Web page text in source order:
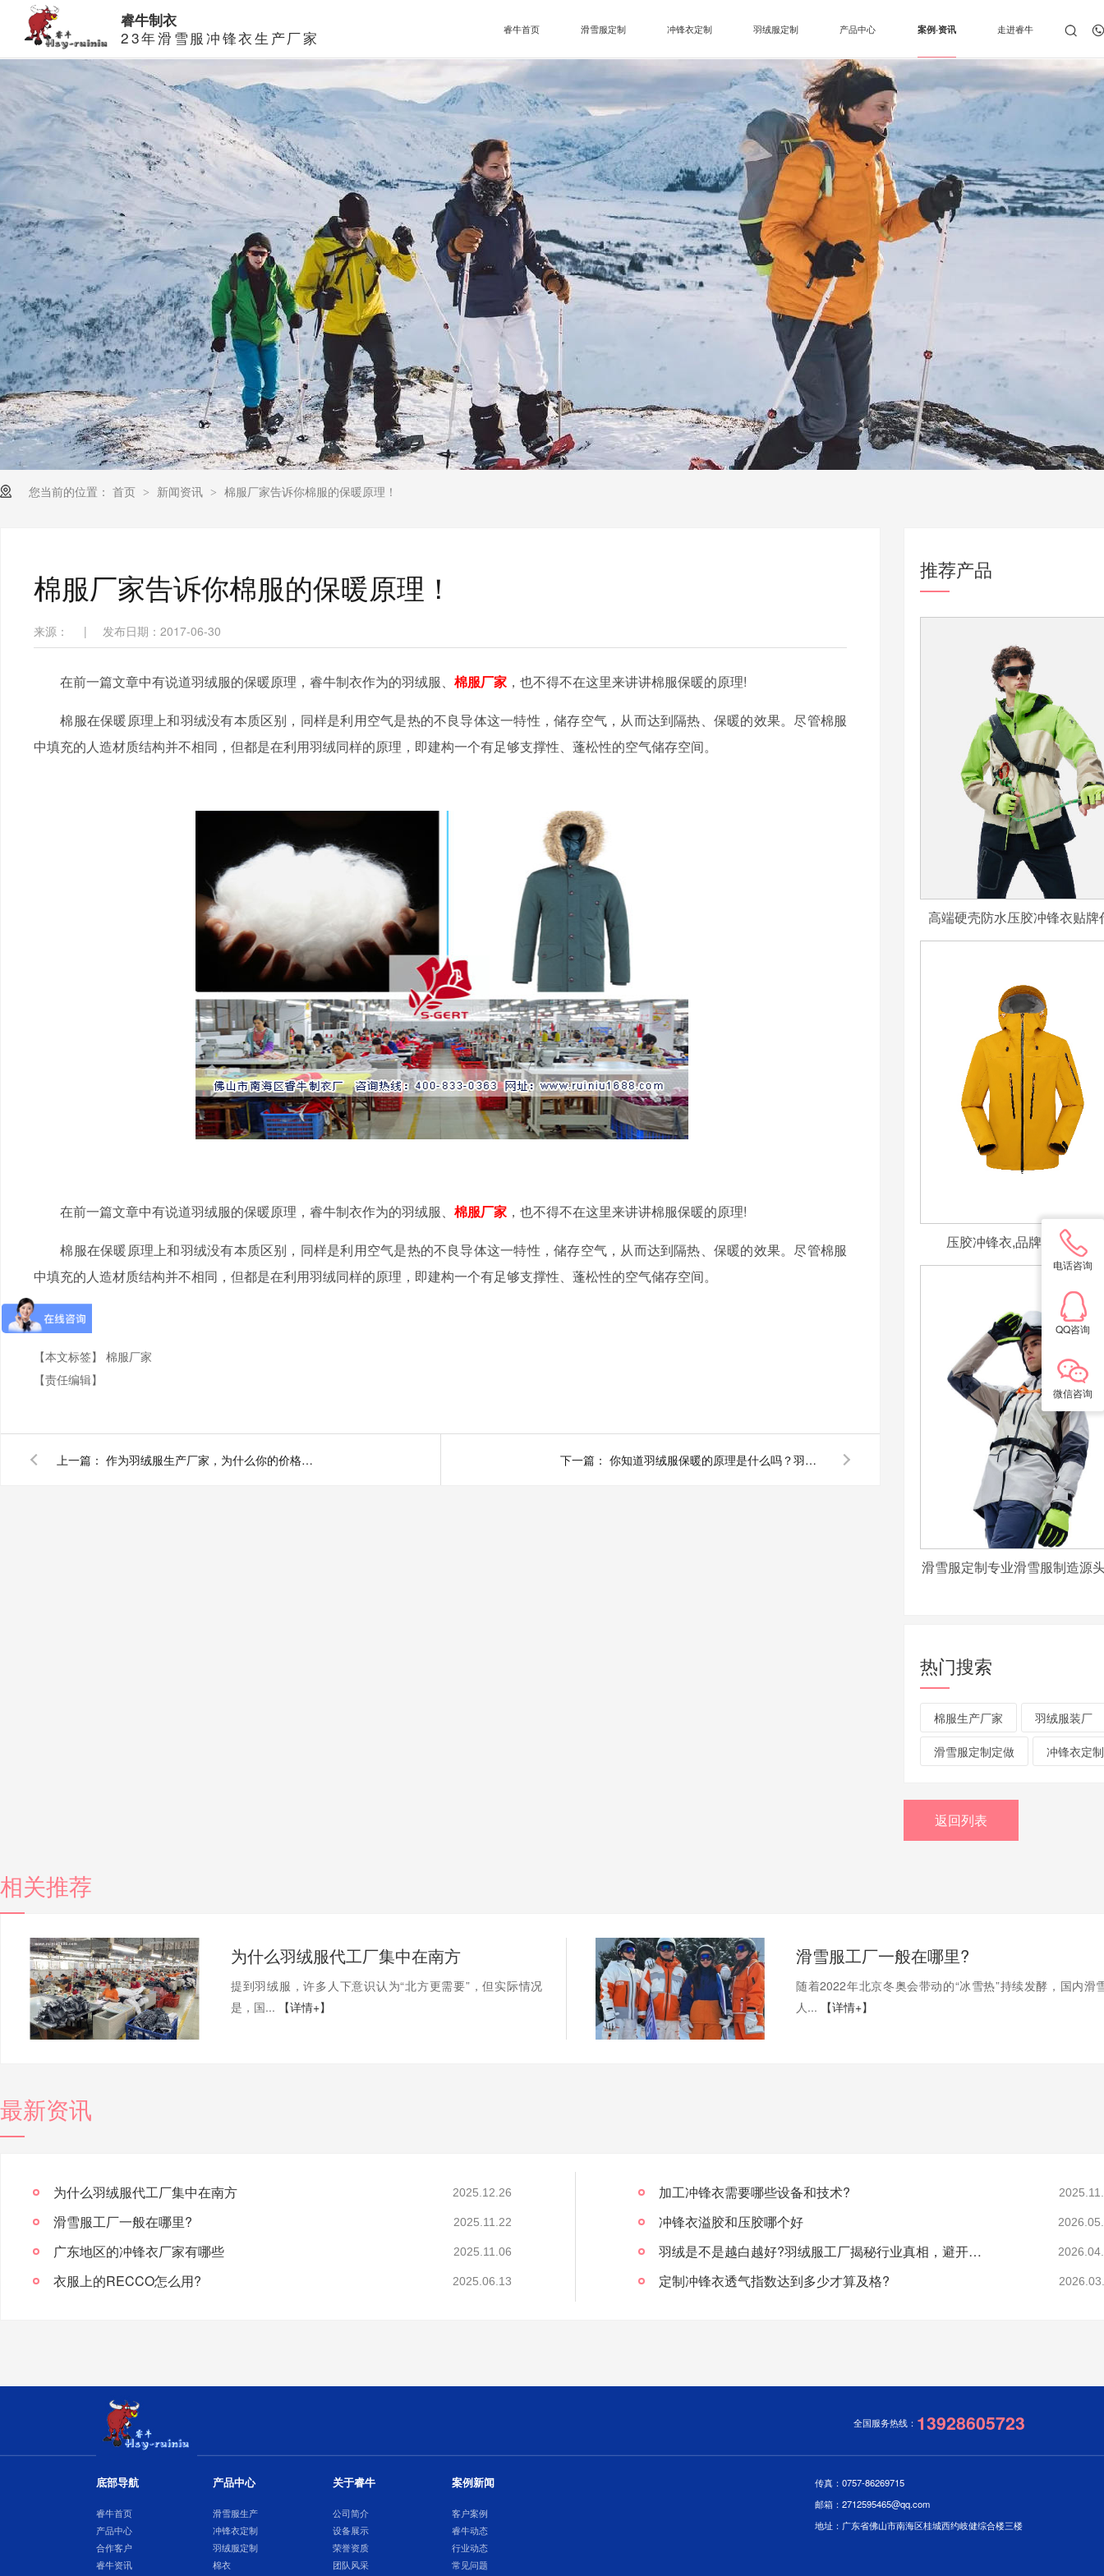
睿牛制衣
23年滑雪服冲锋衣生产厂家 睿牛首页 滑雪服定制 冲锋衣定制 羽绒服定制 产品中心 案例·资讯 走进睿牛
您当前的位置： 首页 > 新闻资讯 > 棉服厂家告诉你棉服的保暖原理！
棉服厂家告诉你棉服的保暖原理！
来源： | 发布日期：2017-06-30
在前一篇文章中有说道羽绒服的保暖原理，睿牛制衣作为的羽绒服、 棉服厂家 ，也不得不在这里来讲讲棉服保暖的原理!
棉服在保暖原理上和羽绒没有本质区别，同样是利用空气是热的不良导体这一特性，储存空气，从而达到隔热、保暖的效果。尽管棉服
中填充的人造材质结构并不相同，但都是在利用羽绒同样的原理，即建构一个有足够支撑性、蓬松性的空气储存空间。
在前一篇文章中有说道羽绒服的保暖原理，睿牛制衣作为的羽绒服、 棉服厂家 ，也不得不在这里来讲讲棉服保暖的原理!
棉服在保暖原理上和羽绒没有本质区别，同样是利用空气是热的不良导体这一特性，储存空气，从而达到隔热、保暖的效果。尽管棉服
中填充的人造材质结构并不相同，但都是在利用羽绒同样的原理，即建构一个有足够支撑性、蓬松性的空气储存空间。
【本文标签】 棉服厂家
【责任编辑】
上一篇： 作为羽绒服生产厂家，为什么你的价格这么高？！ 下一篇： 你知道羽绒服保暖的原理是什么吗？羽绒服厂家告诉您
推荐产品
高端硬壳防水压胶冲锋衣贴牌
压胶冲锋衣,品牌冲锋衣定
滑雪服定制专业滑雪服制造源
热门搜索
棉服生产厂家 羽绒服装厂
滑雪服定制定做 冲锋衣定制
返回列表
相关推荐
为什么羽绒服代工厂集中在南方
提到羽绒服，许多人下意识认为“北方更需要”，但实际情况
是，国...
【详情+】
滑雪服工厂一般在哪里?
随着2022年北京冬奥会带动的“冰雪热”持续发酵，国内滑
人...
【详情+】
最新资讯
为什么羽绒服代工厂集中在南方 2025.12.26
滑雪服工厂一般在哪里? 2025.11.22
广东地区的冲锋衣厂家有哪些 2025.11.06
衣服上的RECCO怎么用? 2025.06.13
加工冲锋衣需要哪些设备和技术?
冲锋衣溢胶和压胶哪个好
羽绒是不是越白越好?羽绒服工厂揭秘行业真相，避开漂白绒陷阱
定制冲锋衣透气指数达到多少才算及格?
全国服务热线： 13928605723
底部导航
睿牛首页
产品中心
合作客户
睿牛资讯
产品中心
滑雪服生产
冲锋衣定制
羽绒服定制
棉衣
关于睿牛
公司简介
设备展示
荣誉资质
团队风采
案例新闻
客户案例
睿牛动态
行业动态
常见问题
传真：0757-86269715
邮箱：2712595465@qq.com
地址：广东省佛山市南海区桂城西约岐健综合楼三楼
电话咨询
QQ咨询
微信咨询